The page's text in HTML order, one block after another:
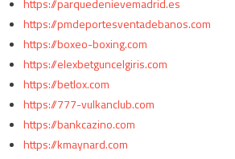
https://parquedenievemadrid.es
https://pmdeportesventadebanos.com
https://boxeo-boxing.com
https://elexbetguncelgiris.com
https://betlox.com
https://777-vulkanclub.com
https://bankcazino.com
https://kmaynard.com